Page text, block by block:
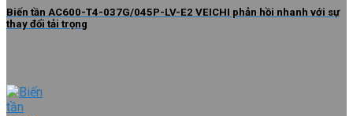
Biến tần AC600-T4-037G/045P-LV-E2 VEICHI phản hồi nhanh với sự
thay đổi tải trọng